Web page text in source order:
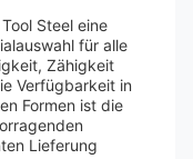
Steel eine
für alle
Zähigkeit
Verfügbarkeit in
Formen ist die
Lieferung